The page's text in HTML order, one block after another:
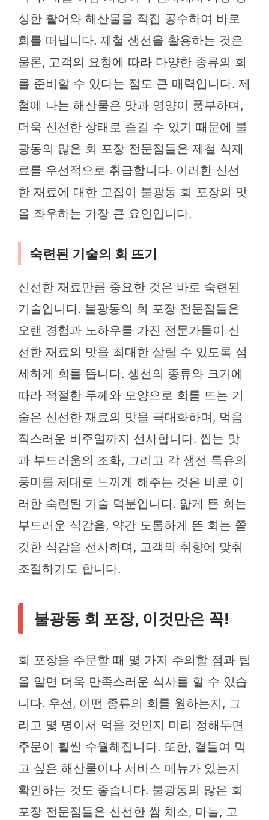
싱한 활어와 해산물을 직접 공수하여 바로
회를 떠냅니다. 제철 생선을 활용하는 것은
물론, 고객의 요청에 따라 다양한 종류의 회
를 준비할 수 있다는 점도 큰 매력입니다. 제
철에 나는 해산물은 맛과 영양이 풍부하며,
더욱 신선한 상태로 즐길 수 있기 때문에 불
광동의 많은 회 포장 전문점들은 제철 식재
료를 우선적으로 취급합니다. 이러한 신선
한 재료에 대한 고집이 불광동 회 포장의 맛
을 좌우하는 가장 큰 요인입니다.
숙련된 기술의 회 뜨기
신선한 재료만큼 중요한 것은 바로 숙련된
기술입니다. 불광동의 회 포장 전문점들은
오랜 경험과 노하우를 가진 전문가들이 신
선한 재료의 맛을 최대한 살릴 수 있도록 섬
세하게 회를 뜹니다. 생선의 종류와 크기에
따라 적절한 두께와 모양으로 회를 뜨는 기
술은 신선한 재료의 맛을 극대화하며, 먹음
직스러운 비주얼까지 선사합니다. 씹는 맛
과 부드러움의 조화, 그리고 각 생선 특유의
풍미를 제대로 느끼게 해주는 것은 바로 이
러한 숙련된 기술 덕분입니다. 얇게 뜬 회는
부드러운 식감을, 약간 도톰하게 뜬 회는 쫄
깃한 식감을 선사하며, 고객의 취향에 맞춰
조절하기도 합니다.
불광동 회 포장, 이것만은 꼭!
회 포장을 주문할 때 몇 가지 주의할 점과 팁
을 알면 더욱 만족스러운 식사를 할 수 있습
니다. 우선, 어떤 종류의 회를 원하는지, 그
리고 몇 명이서 먹을 것인지 미리 정해두면
주문이 훨씬 수월해집니다. 또한, 곁들여 먹
고 싶은 해산물이나 서비스 메뉴가 있는지
확인하는 것도 좋습니다. 불광동의 많은 회
포장 전문점들은 신선한 쌈 채소, 마늘, 고